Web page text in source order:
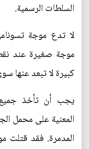
السلطات الرسمية.
لا تدع موجة
موجة صغيرة عند
كبيرة لا تبعد عنها
يجب أن تأخذ جميع
المعنية على محمل